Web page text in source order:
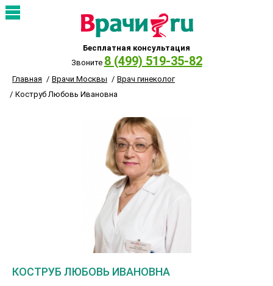
Бесплатная консультация
Звоните 8 (499) 519-35-82
Главная Врачи Москвы
Врач гинеколог
Коструб Любовь Ивановна
КОСТРУБ ЛЮБОВЬ ИВАНОВНА